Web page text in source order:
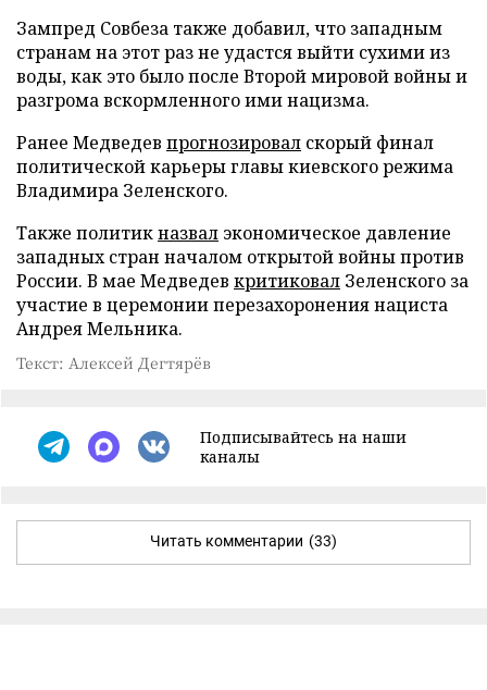
Зампред Совбеза также добавил, что западным
странам на этот раз не удастся выйти сухими из
воды, как это было после Второй мировой войны и
разгрома вскормленного ими нацизма.
Ранее Медведев прогнозировал скорый финал
политической карьеры главы киевского режима
Владимира Зеленского.
Также политикназвал экономическое давление
западных стран началом открытой войны против
России. В мае Медведев критиковал Зеленского за
участие в церемонии перезахоронения нациста
Андрея Мельника.
Текст: Алексей Дегтярёв
Подписывайтесь на наши
каналы
Читать комментарии (33)